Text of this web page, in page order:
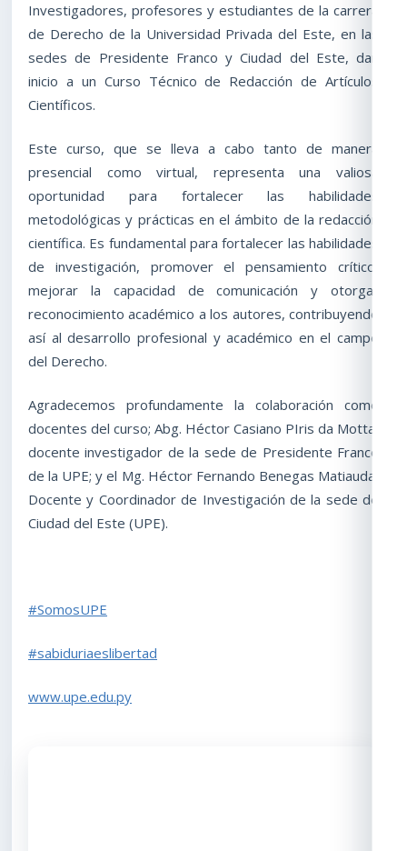
Investigadores, profesores y estudiantes de la carrera
de Derecho de la Universidad Privada del Este, en las
sedes de Presidente Franco y Ciudad del Este, dan
inicio a un Curso Técnico de Redacción de Artículos
Científicos.
Este curso, que se lleva a cabo tanto de manera
presencial como virtual, representa una valiosa
oportunidad para fortalecer las habilidades
metodológicas y prácticas en el ámbito de la redacción
científica. Es fundamental para fortalecer las habilidades
de investigación, promover el pensamiento crítico,
mejorar la capacidad de comunicación y otorgar
reconocimiento académico a los autores, contribuyendo
así al desarrollo profesional y académico en el campo
del Derecho.
Agradecemos profundamente la colaboración como
docentes del curso; Abg. Héctor Casiano PIris da Motta,
docente investigador de la sede de Presidente Franco
de la UPE; y el Mg. Héctor Fernando Benegas Matiauda,
Docente y Coordinador de Investigación de la sede de
Ciudad del Este (UPE).
#SomosUPE
#sabiduriaeslibertad
www.upe.edu.py